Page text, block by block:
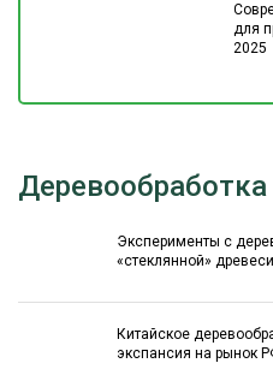
для
2025
Деревообработка
Эксперименты с
«стеклянной»
Китайское
экспансия на рынок